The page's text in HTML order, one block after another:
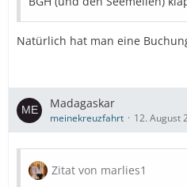
Natürlich hat man eine
Madagaskar
meinekreuzfahrt 12. August
Zitat von marlies1